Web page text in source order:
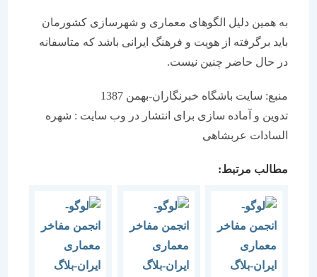
به همین دلیل الگوهای معماری و شهرسازی کشورمان
باید برگرفته از هویت و فرهنگ ایرانی باشد که متاسفانه
در حال حاضر چنین نیست.
منبع: سایت باشگاه خبرنگاران-بهمن 1387
تدوین و آماده سازی برای انتشار در وب سایت : شهره
السادات عربشاهی
مطالب مرتبط: